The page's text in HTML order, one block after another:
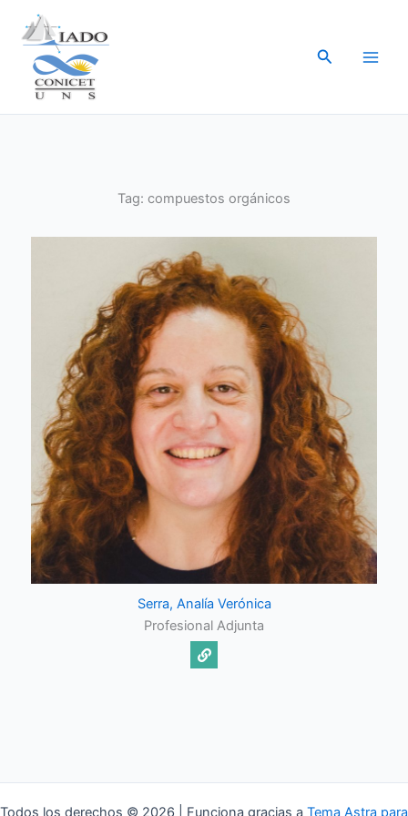
contenido
Buscar
Tag: compuestos orgánicos
Serra, Analía Verónica
Profesional Adjunta
Todos los derechos © 2026 | Funciona gracias a Tema Astra para